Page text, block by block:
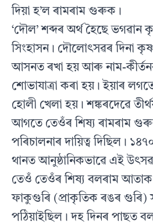
দিয়া হ’ল ৰামৰাম গুৰুক।
‘দৌল’ শব্দৰ অৰ্থ হৈছে ভগৱান
সিংহাসন। দৌলোৎসৱৰ দিনা
আসনত ৰখা হয় আৰু নাম-
শোভাযাত্ৰা কৰা হয়। ইয়াৰ
হোলী খেলা হয়। শঙ্কৰদেৱে
আগতে তেওঁৰ শিষ্য ৰামৰাম
পৰিচালনাৰ দায়িত্ব দিছিল। ১৪৭০
থানত আনুষ্ঠানিকভাৱে এই
তেওঁ তেওঁৰ শিষ্য বলৰাম আতাক
ফাকুগুৰি (প্ৰাকৃতিক ৰঙৰ গুৰি)
পঠিয়াইছিল। দহ দিনৰ পাছত